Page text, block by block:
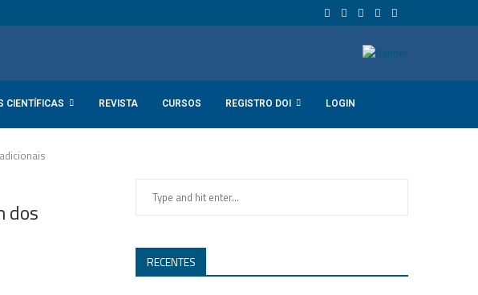
CIENTÍFICAS REVISTA CURSOS REGISTRO DOI LOGIN
dos
RECENTES